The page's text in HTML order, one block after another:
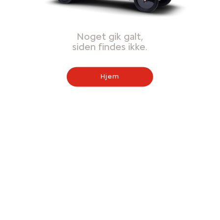
Noget gik galt,
siden findes ikke.
Hjem